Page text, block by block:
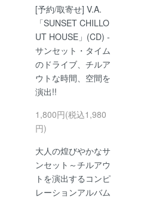
[予約/取寄せ] V.A.
「SUNSET CHILLO
UT HOUSE」(CD) -
サンセット・タイム
のドライブ、チルア
ウトな時間、空間を
演出!!
1,800円(税込1,980
円)
大人の煌びやかなサ
ンセット～チルアウ
トを演出するコンピ
レーションアルバム